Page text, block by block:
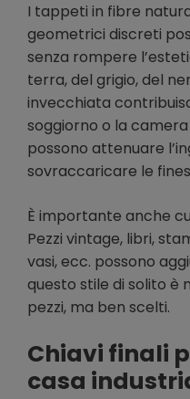
I tappeti in fibre
geometrici discreti
senza rompere
terra, del grigio, del
invecchiata
soggiorno o la
possono attenuare
sovraccaricare le
È importante anche
Pezzi vintage, libri,
vasi, ecc. possono
questo stile di solito è
pezzi, ma ben scelti.
Chiavi finali
casa